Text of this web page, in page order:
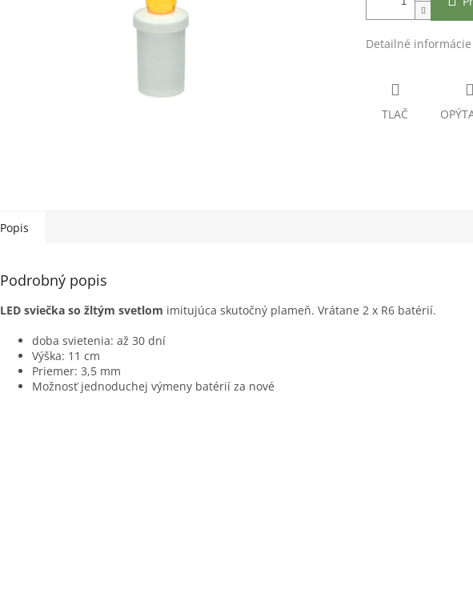
Detailné informácie
TLAČ
Popis
Podrobný popis
LED sviečka so žltým svetlom imitujúca skutočný plameň. Vrátane 2 x R6 batérií.
doba svietenia: až 30 dní
Výška: 11 cm
Priemer: 3,5 mm
Možnosť jednoduchej výmeny batérií za nové